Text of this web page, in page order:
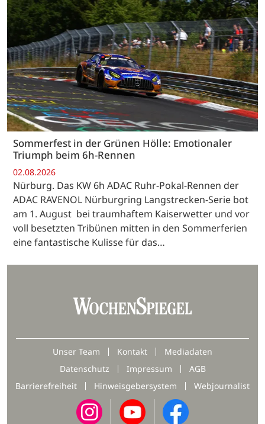
Sommerfest in der Grünen Hölle: Emotionaler
Triumph beim 6h-Rennen
02.08.2026
Nürburg. Das KW 6h ADAC Ruhr-Pokal-Rennen der
ADAC RAVENOL Nürburgring Langstrecken-Serie bot
am 1. August bei traumhaftem Kaiserwetter und vor
voll besetzten Tribünen mitten in den Sommerferien
eine fantastische Kulisse für das…
Unser Team Kontakt
Mediadaten
Datenschutz
Impressum
AGB
Barrierefreiheit
Hinweisgebersystem Webjournalist